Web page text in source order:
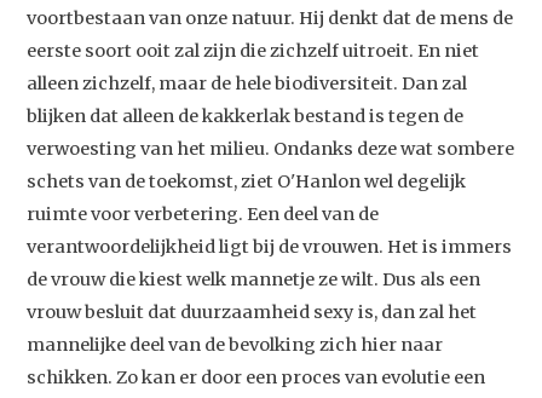
voortbestaan van onze natuur. Hij denkt dat de mens de
eerste soort ooit zal zijn die zichzelf uitroeit. En niet
alleen zichzelf, maar de hele biodiversiteit. Dan zal
blijken dat alleen de kakkerlak bestand is tegen de
verwoesting van het milieu. Ondanks deze wat sombere
schets van de toekomst, ziet O'Hanlon wel degelijk
ruimte voor verbetering. Een deel van de
verantwoordelijkheid ligt bij de vrouwen. Het is immers
de vrouw die kiest welk mannetje ze wilt. Dus als een
vrouw besluit dat duurzaamheid sexy is, dan zal het
mannelijke deel van de bevolking zich hier naar
schikken. Zo kan er door een proces van evolutie een